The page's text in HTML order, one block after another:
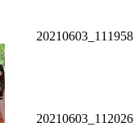
20210603_111958
20210603_112026